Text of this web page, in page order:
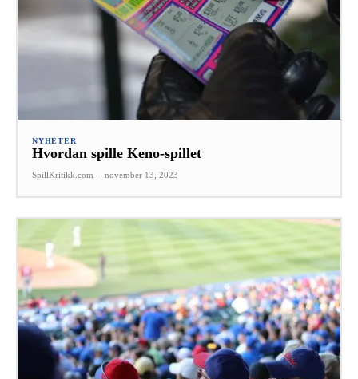
NYHETER
Hvordan spille Keno-spillet
SpillKritikk.com - november 13, 2023